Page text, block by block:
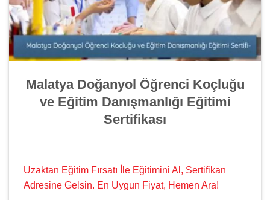
Malatya Doğanyol Öğrenci Koçluğu
ve Eğitim Danışmanlığı Eğitimi
Sertifikası
Uzaktan Eğitim Fırsatı İle Eğitimini Al, Sertifikan
Adresine Gelsin. En Uygun Fiyat, Hemen Ara!